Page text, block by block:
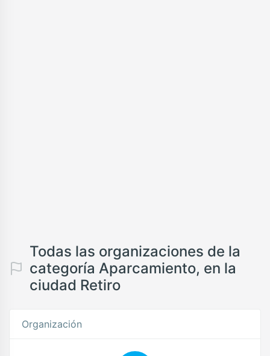
Todas las organizaciones de la
categoría Aparcamiento, en la
ciudad Retiro
Organización